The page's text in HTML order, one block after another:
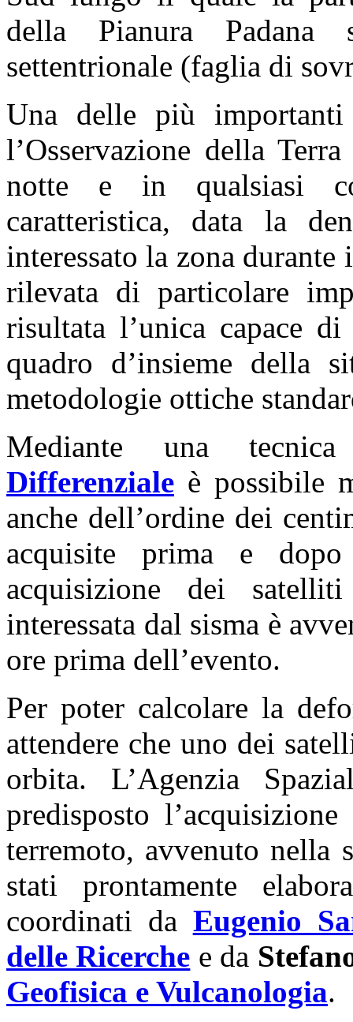
della Pianura
settentrionale (faglia di
Una delle più
l’Osservazione della
notte e in qualsiasi
caratteristica, data la
interessato la zona
rilevata di particolare
risultata l’unica capace
quadro d’insieme della
metodologie ottiche
Mediante una
Differenziale è possibile
anche dell’ordine dei
acquisite prima e
acquisizione dei
interessata dal sisma è
ore prima dell’evento.
Per poter calcolare la
attendere che uno dei
orbita. L’Agenzia
predisposto
terremoto, avvenuto nella
stati prontamente
coordinati da Eugenio
delle Ricerche e da
Geofisica e Vulcanologia.